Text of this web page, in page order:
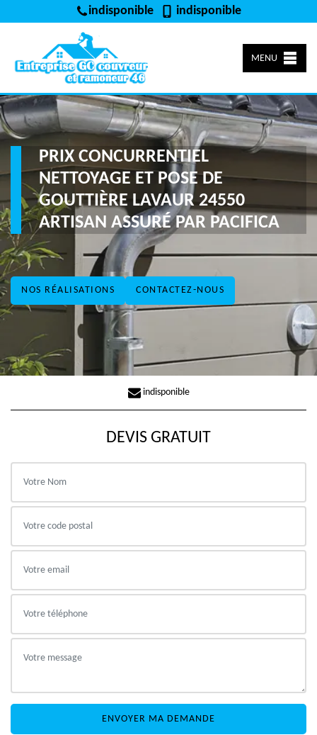
indisponible indisponible
MENU
NOS RÉALISATIONS CONTACTEZ-NOUS
PRIX CONCURRENTIEL
NETTOYAGE ET POSE DE
GOUTTIÈRE LAVAUR 24550
ARTISAN ASSURÉ PAR PACIFICA
indisponible
DEVIS GRATUIT